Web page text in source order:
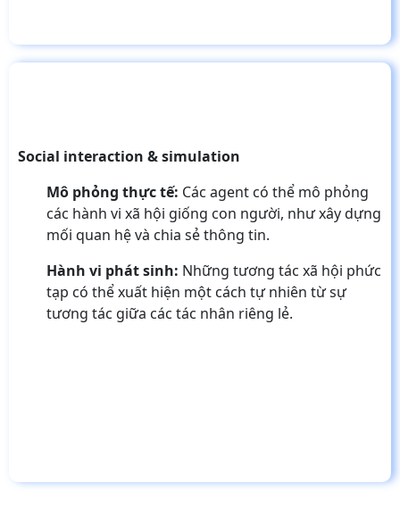
Social interaction & simulation
Mô phỏng thực tế: Các agent có thể mô phỏng
các hành vi xã hội giống con người, như xây dựng
mối quan hệ và chia sẻ thông tin.
Hành vi phát sinh: Những tương tác xã hội phức
tạp có thể xuất hiện một cách tự nhiên từ sự
tương tác giữa các tác nhân riêng lẻ.